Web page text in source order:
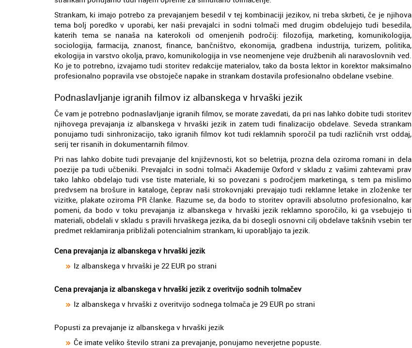
Strankam, ki imajo potrebo za prevajanjem besedil v tej kombinaciji jezikov, ni treba skrbeti, če je njihova
tema bolj poredko v uporabi, ker naši prevajalci in sodni tolmači med drugim obdelujejo tudi besedila,
katerih tema se nanaša na katerokoli od omenjenih področij: filozofija, marketing, komunikologija,
sociologija, farmacija, znanost, finance, bančništvo, ekonomija, gradbena industrija, turizem, politika,
ekologija in varstvo okolja, pravo, komunikologija in vse neomenjene veje družbenih ali naravoslovnih ved.
Ko je to potrebno, izvajamo tudi storitev redakcije materialov, tako da bosta lektor in korektor maksimalno
profesionalno popravila vse obstoječe napake in strankam dostavila profesionalno obdelane vsebine.
Podnaslavljanje igranih filmov iz albanskega v hrvaški jezik
Če vam je potrebno podnaslavljanje igranih filmov, se morate zavedati, da pri nas lahko dobite tudi storitev
njihovega prevajanja iz albanskega v hrvaški jezik in zatem tudi finalizacijo obdelave. Seveda strankam
ponujamo tudi sinhronizacijo, tako igranih filmov kot tudi reklamnih sporočil pa tudi različnih vrst oddaj,
serij ter risanih in dokumentarnih filmov.
Pri nas lahko dobite tudi prevajanje del književnosti, kot so beletrija, prozna dela oziroma romani in dela
poezije pa tudi učbeniki. Prevajalci in sodni tolmači Akademije Oxford v skladu z vašimi zahtevami prav
tako lahko obdelajo tudi vse tiste materiale, ki so povezani s področjem marketinga, s tem pa mislimo
predvsem na brošure in kataloge, čeprav naši strokovnjaki prevajajo tudi reklamne letake in zloženke ter
vizitke, plakate oziroma PR članke. Razume se, da bodo to storitev opravili absolutno profesionalno, kar
pomeni, da bodo v toku prevajanja iz albanskega v hrvaški jezik reklamno sporočilo, ki ga vsebujejo ti
materiali, obdelali v skladu s pravili hrvaškega jezika, da bi dosegli osnovni cilj obdelave takšnih vsebin ter
predmet reklamiranja približali potencialnim strankam, ki uporabljajo ta jezik.
Cena prevajanja iz albanskega v hrvaški jezik
Iz albanskega v hrvaški je 22 EUR po strani
Cena prevajanja iz albanskega v hrvaški jezik z overitvijo sodnih tolmačev
Iz albanskega v hrvaški z overitvijo sodnega tolmača je 29 EUR po strani
Popusti za prevajanje iz albanskega v hrvaški jezik
Če imate veliko število strani za prevajanje, ponujamo neverjetne popuste.